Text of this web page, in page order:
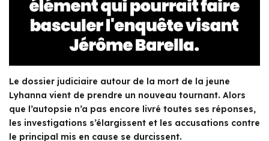
Le dossier judiciaire autour de la mort de la jeune
Lyhanna vient de prendre un nouveau tournant. Alors
que l’autopsie n’a pas encore livré toutes ses réponses,
les investigations s’élargissent et les accusations contre
le principal mis en cause se durcissent.